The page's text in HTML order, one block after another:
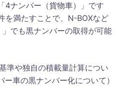
4ナンバー（貨物車）」です
を満たすことで、N-BOXなど
でも黒ナンバーの取得が可能
準や独自の積載量計算につい
車の黒ナンバー化について）